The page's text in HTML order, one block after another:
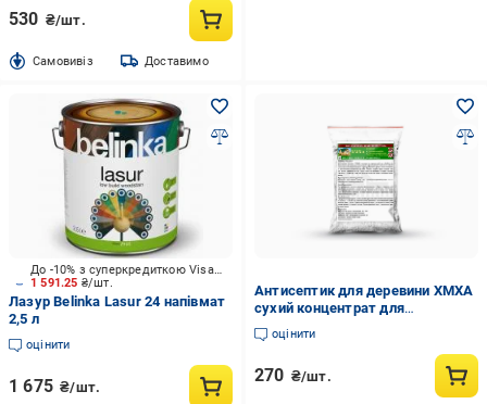
530 ₴/шт.
Cамовивіз Доставимо
1 591.25 ₴/шт.
До -10% з суперкредиткою Visa Вигода
Лазур Belinka Lasur 24 напівмат
2,5 л
оцінити
1 675 ₴/шт.
Антисептик для деревини ХМХА
сухий концентрат для
внутрішніх і зовнішніх робіт 1 кг
оцінити
270 ₴/шт.